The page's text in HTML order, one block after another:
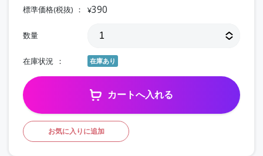
標準価格(税抜) ¥390
数量
在庫状況 在庫あり
カートへ入れる
お気に入りに追加